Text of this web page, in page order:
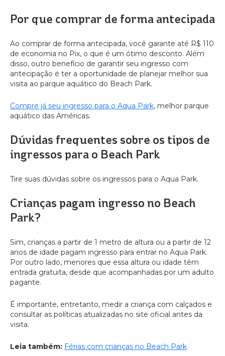
Por que comprar de forma antecipada
Ao comprar de forma antecipada, você garante até R$ 110
de economia no Pix, o que é um ótimo desconto. Além
disso, outro benefício de garantir seu ingresso com
antecipação é ter a oportunidade de planejar melhor sua
visita ao parque aquático do Beach Park.
Compre já seu ingresso para o Aqua Park, melhor parque
aquático das Américas.
Dúvidas frequentes sobre os tipos de
ingressos para o Beach Park
Tire suas dúvidas sobre os ingressos para o Aqua Park.
Crianças pagam ingresso no Beach
Park?
Sim, crianças a partir de 1 metro de altura ou a partir de 12
anos de idade pagam ingresso para entrar no Aqua Park.
Por outro lado, menores que essa altura ou idade têm
entrada gratuita, desde que acompanhadas por um adulto
pagante.
É importante, entretanto, medir a criança com calçados e
consultar as políticas atualizadas no site oficial antes da
visita.
Leia também: Férias com crianças no Beach Park